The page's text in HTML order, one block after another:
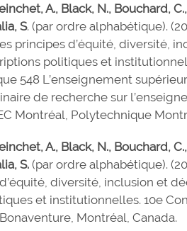
A., Black, N., Bouchard,
S. (par ordre alphabétique).
principes d’équité, diversité,
politiques et
548 L’enseignement
de recherche sur
Montréal, Polytechnique
A., Black, N., Bouchard,
S.(par ordre alphabétique).
diversité, inclusion et
et institutionnelles. 10e
Montréal, Canada.